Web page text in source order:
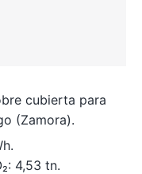
cubierta para
(Zamora).
4,53 tn.